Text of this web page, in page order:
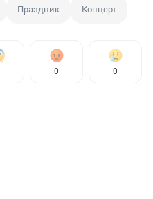
Праздник Концерт
0 0